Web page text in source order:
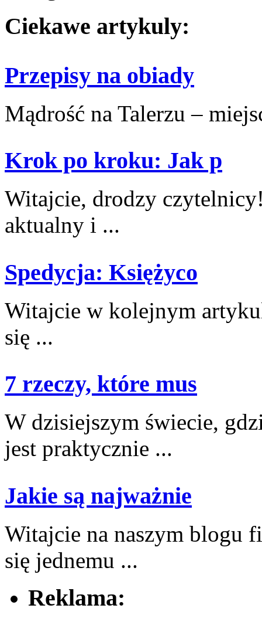
Ciekawe artykuly:
Przepisy na obiady
Mądrość na Talerzu –
Krok po kroku: Jak p
Witajcie, drodzy
aktualny i‍ ...
Spedycja: Księżyco
Witajcie w kolejnym
się ...
7 rzeczy, które mus
W ⁣dzisiejszym świecie,
jest praktycznie ...
Jakie są najważnie
Witajcie na naszym ⁣blogu
się⁤ jednemu ...
Reklama: